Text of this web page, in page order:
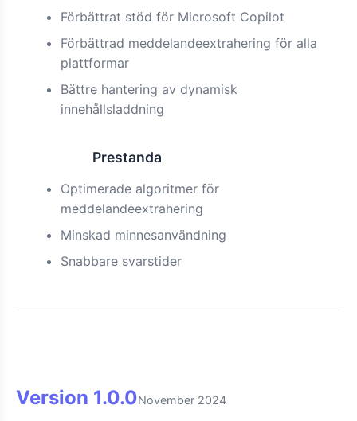
Förbättrat stöd för Microsoft Copilot
Förbättrad meddelandeextrahering för alla
plattformar
Bättre hantering av dynamisk
innehållsladdning
Prestanda
Optimerade algoritmer för
meddelandeextrahering
Minskad minnesanvändning
Snabbare svarstider
Version 1.0.0November 2024